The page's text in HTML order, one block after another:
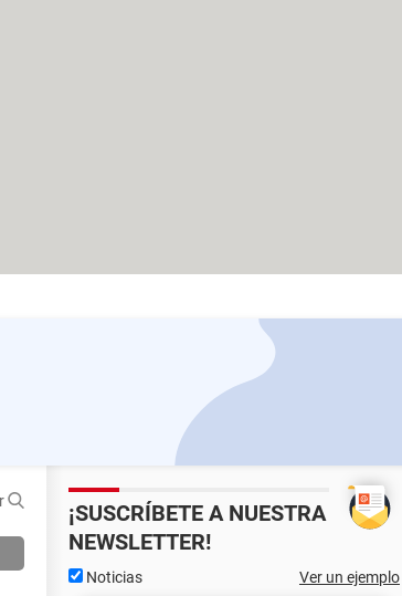
¡SUSCRÍBETE A NUESTRA
NEWSLETTER!
Noticias Ver un ejemplo